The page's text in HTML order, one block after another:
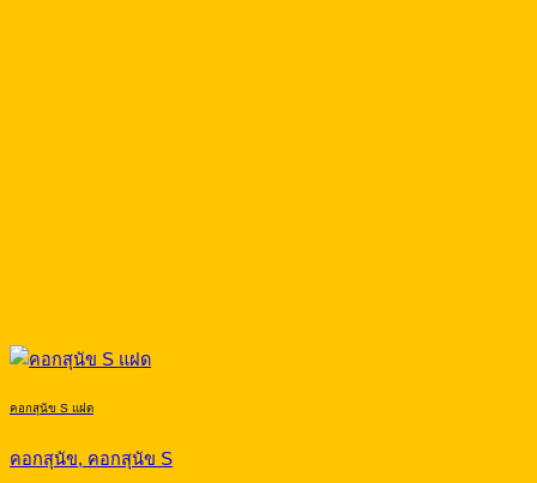
คอกสุนัข S แฝด
คอกสุนัข, คอกสุนัข S